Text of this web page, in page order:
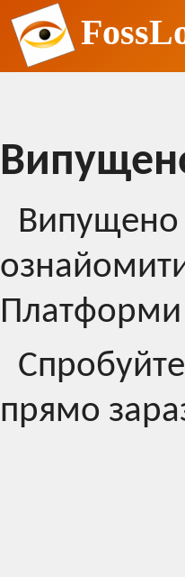
Платформи
Спробуйте
прямо